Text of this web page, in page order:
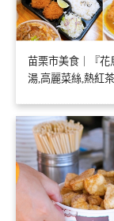
苗栗市美食｜『花
湯,高麗菜絲,熱紅